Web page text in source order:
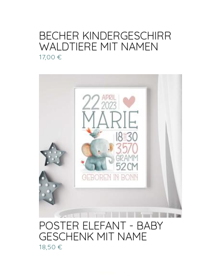
BECHER KINDERGESCHIRR
WALDTIERE MIT NAMEN
17,00 €
POSTER ELEFANT - BABY
GESCHENK MIT NAME
18,50 €